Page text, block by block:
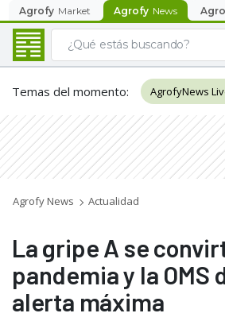
Agrofy Market Agrofy News
Temas del momento: AgrofyNews
Agrofy News Actualidad
La gripe A se
pandemia y la OMS
alerta máxima